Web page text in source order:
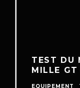
TEST DU
MILLE GT
EQUIPEMENT